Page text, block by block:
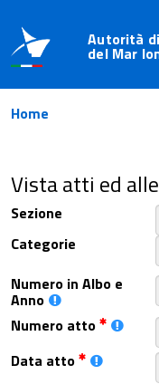
Autorità
del Mar
Home
Vista atti ed
Sezione
Categorie
Numero in Albo e
Anno
Numero atto
Data atto